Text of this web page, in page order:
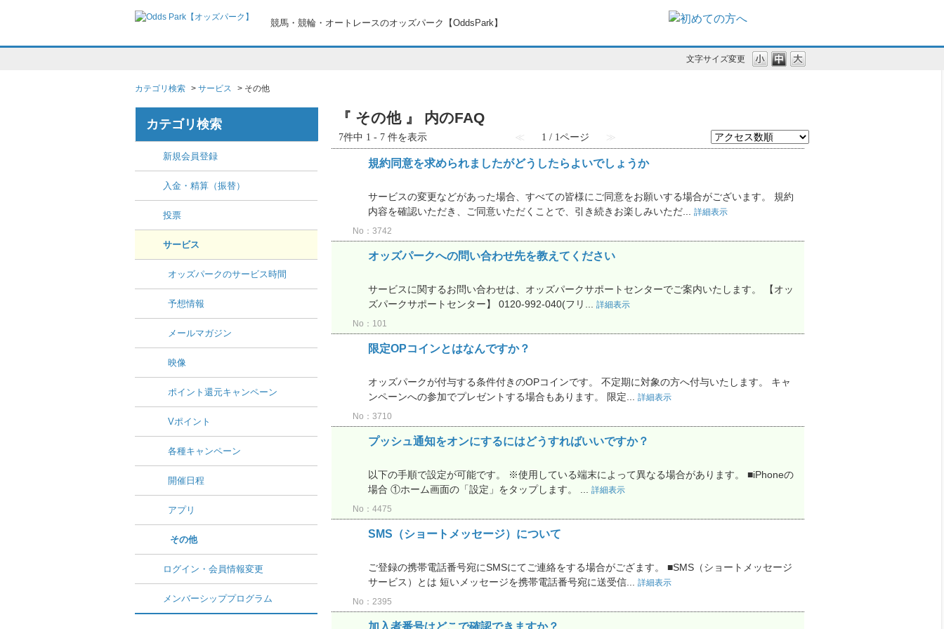
競馬・競輪・オートレースのオッズパーク【OddsPark】
文字サイズ変更
カテゴリ検索 > サービス > その他
カテゴリ検索
新規会員登録
入金・精算（振替）
投票
サービス
オッズパークのサービス時間
予想情報
メールマガジン
映像
ポイント還元キャンペーン
Vポイント
各種キャンペーン
開催日程
アプリ
その他
ログイン・会員情報変更
メンバーシッププログラム
『 その他 』 内のFAQ
7件中 1 - 7 件を表示 ≪ 1 / 1ページ ≫
規約同意を求められましたがどうしたらよいでしょうか
サービスの変更などがあった場合、すべての皆様にご同意をお願いする場合がございます。 規約
内容を確認いただき、ご同意いただくことで、引き続きお楽しみいただ...
詳細表示
No：3742
オッズパークへの問い合わせ先を教えてください
サービスに関するお問い合わせは、オッズパークサポートセンターでご案内いたします。 【オッ
ズパークサポートセンター】 0120-992-040(フリ...
詳細表示
No：101
限定OPコインとはなんですか？
オッズパークが付与する条件付きのOPコインです。 不定期に対象の方へ付与いたします。 キャ
ンペーンへの参加でプレゼントする場合もあります。 限定...
詳細表示
No：3710
プッシュ通知をオンにするにはどうすればいいですか？
以下の手順で設定が可能です。 ※使用している端末によって異なる場合があります。 ■iPhoneの
場合 ①ホーム画面の「設定」をタップします。 ...
詳細表示
No：4475
SMS（ショートメッセージ）について
ご登録の携帯電話番号宛にSMSにてご連絡をする場合がござます。 ■SMS（ショートメッセージ
サービス）とは 短いメッセージを携帯電話番号宛に送受信...
詳細表示
No：2395
加入者番号はどこで確認できますか？